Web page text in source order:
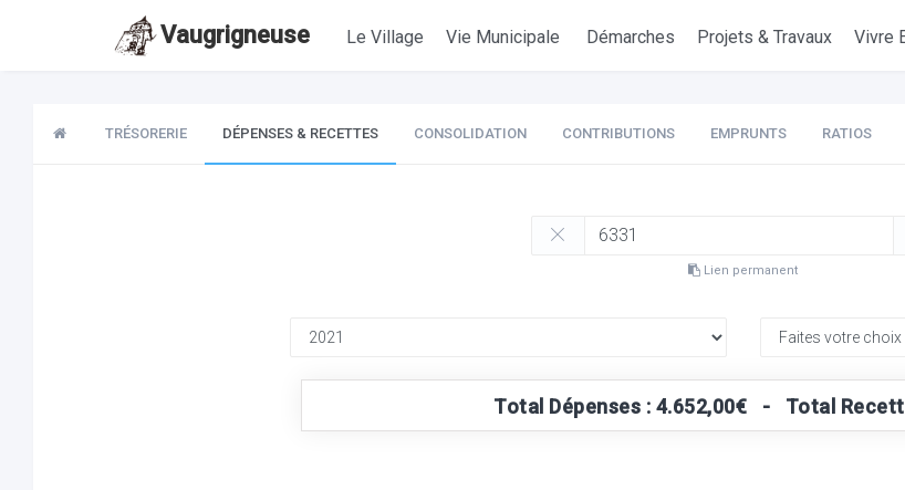
Vaugrigneuse Le Village Vie Municipale Démarches Projets & Travaux Vivre
TRÉSORERIE DÉPENSES & RECETTES CONSOLIDATION CONTRIBUTIONS EMPRUNTS RATIOS
Lien permanent
Total Dépenses : 4.652,00€ - Total